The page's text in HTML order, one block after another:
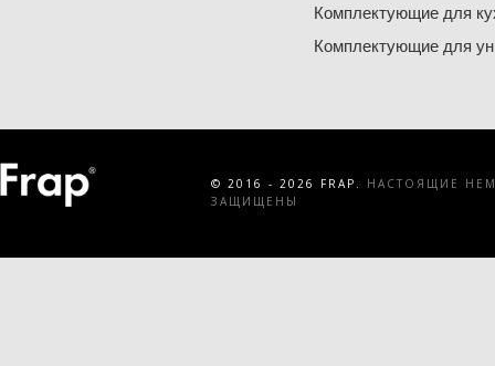
Комплектующие для
Комплектующие для
© 2016 - 2026 FRAP.
НАСТОЯЩИЕ
ЗАЩИЩЕНЫ